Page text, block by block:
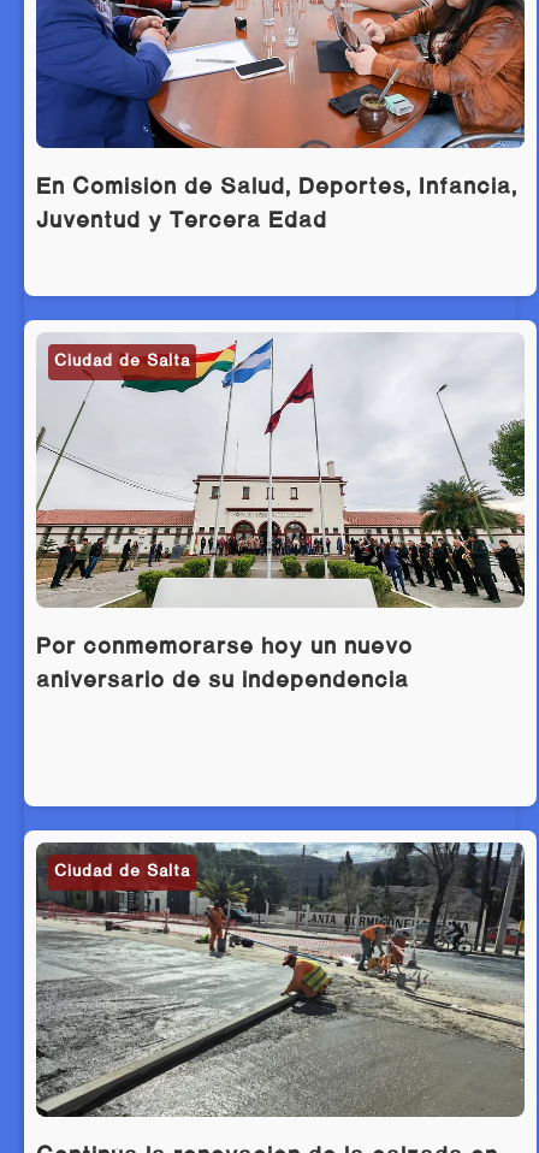
En Comisión de Salud, Deportes, Infancia,
Juventud y Tercera Edad
Ciudad de Salta
Por conmemorarse hoy un nuevo
aniversario de su independencia
Ciudad de Salta